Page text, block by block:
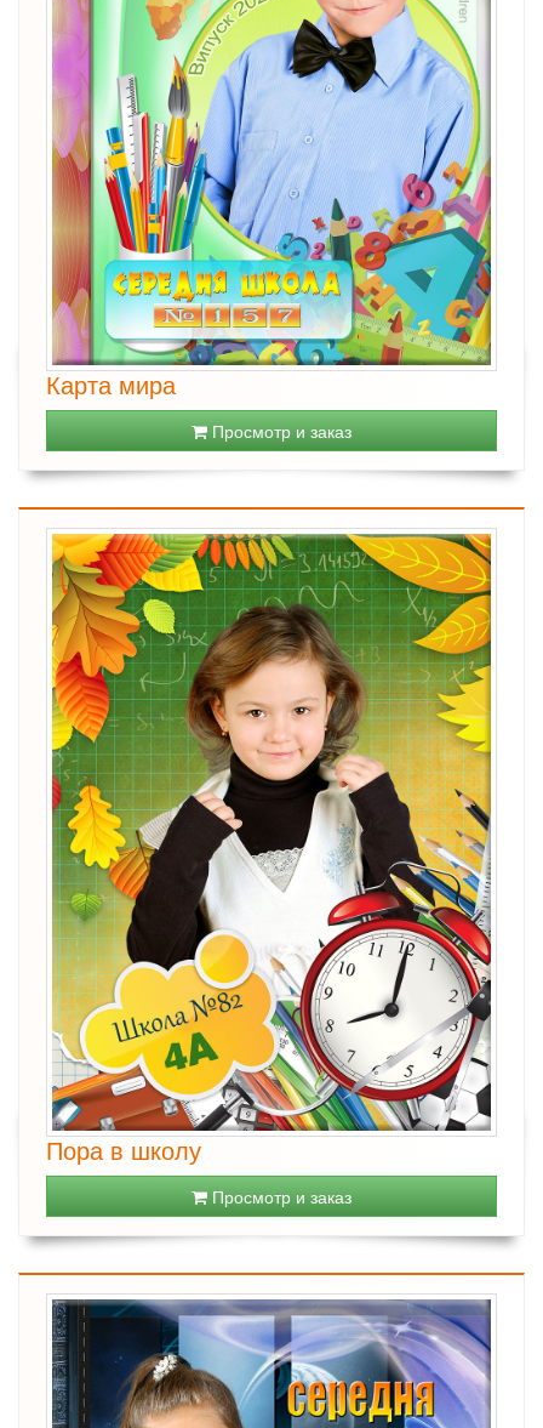
Карта мира
Просмотр и заказ
Пора в школу
Просмотр и заказ